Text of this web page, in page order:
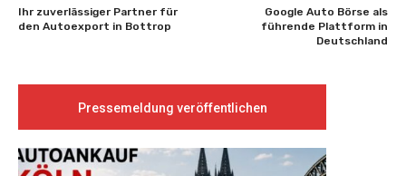
Ihr zuverlässiger Partner für
den Autoexport in Bottrop
Google Auto Börse als
führende Plattform in
Deutschland
Pressemeldung veröffentlichen